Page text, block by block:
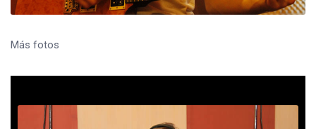
Más fotos